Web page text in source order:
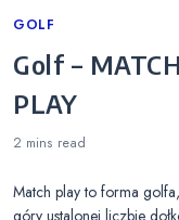
Categories
GOLF
Golf –
PLAY
2 mins read
Match play to forma
góry ustalonej liczbie